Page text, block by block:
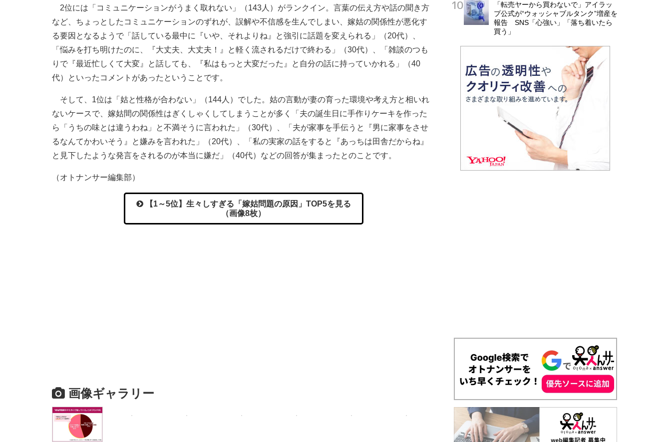
2位には「コミュニケーションがうまく取れない」（143人）がランクイン。言葉の伝え方や話の聞き方
など、ちょっとしたコミュニケーションのずれが、誤解や不信感を生んでしまい、嫁姑の関係性が悪化す
る要因となるようで「話している最中に『いや、それよりね』と強引に話題を変えられる」（20代）、
「悩みを打ち明けたのに、『大丈夫、大丈夫！』と軽く流されるだけで終わる」（30代）、「雑談のつも
りで『最近忙しくて大変』と話しても、『私はもっと大変だった』と自分の話に持っていかれる」（40
代）といったコメントがあったということです。
そして、1位は「姑と性格が合わない」（144人）でした。姑の言動が妻の育った環境や考え方と相いれ
ないケースで、嫁姑間の関係性はぎくしゃくしてしまうことが多く「夫の誕生日に手作りケーキを作った
ら「うちの味とは違うわね」と不満そうに言われた」（30代）、「夫が家事を手伝うと『男に家事をさせ
るなんてかわいそう』と嫌みを言われた」（20代）、「私の実家の話をすると『あっちは田舎だからね』
と見下したような発言をされるのが本当に嫌だ」（40代）などの回答が集まったとのことです。
（オトナンサー編集部）
【1～5位】生々しすぎる「嫁姑問題の原因」TOP5を見る
（画像8枚）
画像ギャラリー
「転売ヤーから買わないで」アイラッ
プ公式が“ウォッシャブルタンク”増産を
報告 SNS「心強い」「落ち着いたら
買う」